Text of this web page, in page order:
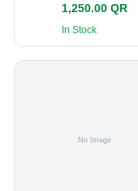
1,250.00 QR
In Stock